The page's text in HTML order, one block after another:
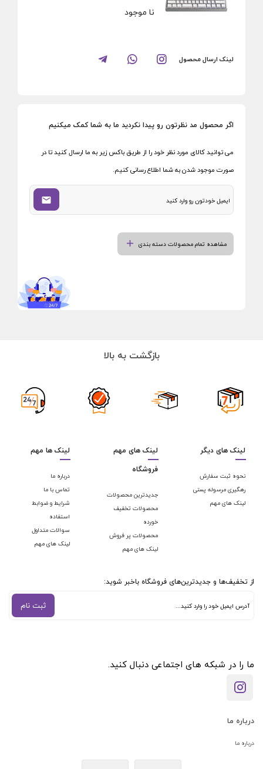
نا موجود
لینک ارسال محصول
اگر محصول مد نظرتون رو پیدا نکردید ما به شما کمک میکنیم
می توانید کالای مورد نظر خود را از طریق باکس زیر به ما ارسال کنید تا در
صورت موجود شدن به شما اطلاع رسانی کنیم.
مشاهده تمام محصولات دسته بندی
بازگشت به بالا
لینک های دیگر
نحوه ثبت سفارش
رهگیری مرسوله پستی
لینک های مهم
لینک های مهم
فروشگاه
جدیدترین محصولات
محصولات تخفیف
خورده
محصولات پر فروش
لینک های مهم
لینک ها مهم
درباره ما
تماس با ما
شرایط و ضوابط
استفاده
سوالات متداول
لینک های مهم
از تخفیف‌ها و جدیدترین‌های فروشگاه باخبر شوید:
ثبت نام
ما را در شبکه های اجتماعی دنبال کنید.
درباره ما
درباره ما